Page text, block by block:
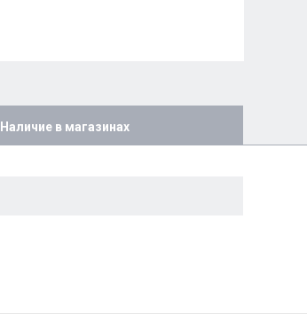
Наличие в магазинах